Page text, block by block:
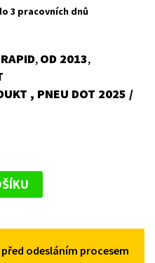
3 pracovních dnů
, OD 2013,
, PNEU DOT 2025 /
odesláním procesem